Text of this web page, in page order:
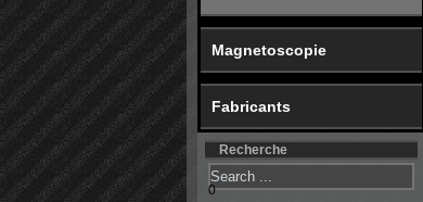
Magnetoscopie
Fabricants
Recherche
0